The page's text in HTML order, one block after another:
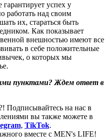
успех у
работать над своим
их, стараться быть
Как показывает
внешностью имеют все
в себе положительные
о которых мы
пунктами? Ждем ответ в
Подписывайтесь на нас в
вы также можете в
, TikTok.
вместе с MEN's LIFE!